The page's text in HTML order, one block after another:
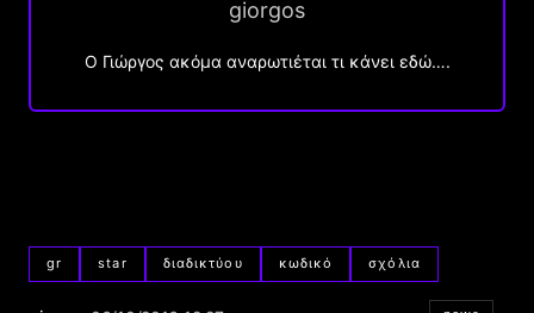
giorgos
Ο Γιώργος ακόμα αναρωτιέται τι κάνει εδώ….
gr star διαδικτύου κωδικό σχόλια